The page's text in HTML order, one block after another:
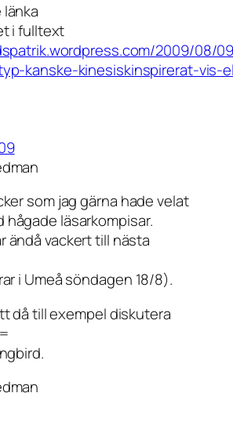
i fulltext
2009/08/
kanske-kinesiskinspirerat-vis-
som jag gärna hade velat
hågade läsarkompisar.
ändå vackert till nästa
i Umeå söndagen 18/8).
då till exempel diskutera